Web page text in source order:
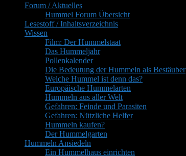
PrimäresForum / Aktuelles
Hummel Forum Übersicht
Lesestoff / Inhaltsverzeichnis
Wissen
Film: Der Hummelstaat
Das Hummeljahr
Pollenkalender
Die Bedeutung der Hummeln als Bestäuber
Welche Hummel ist denn das?
Europäische Hummelarten
Hummeln aus aller Welt
Gefahren: Feinde und Parasiten
Gefahren: Nützliche Helfer
Hummeln kaufen?
Der Hummelgarten
Hummeln Ansiedeln
Ein Hummelhaus einrichten